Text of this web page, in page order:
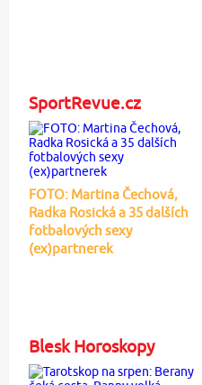
SportRevue.cz
FOTO: Martina Čechová,
Radka Rosická a 35 dalších
fotbalových sexy
(ex)partnerek
Blesk Horoskopy